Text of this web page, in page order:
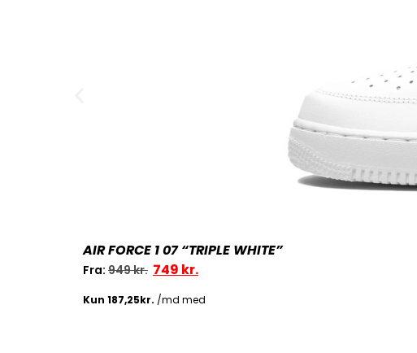
AIR FORCE 1 07 “TRIPLE WHITE”
Fra: 949kr. 749 kr.